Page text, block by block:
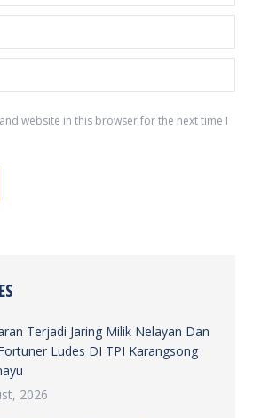
website in this browser for the next time I
Terjadi Jaring Milik Nelayan Dan
Ludes DI TPI Karangsong
2026